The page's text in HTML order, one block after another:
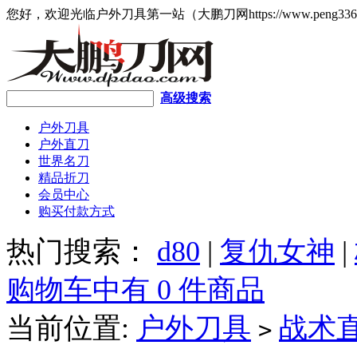
您好，欢迎光临户外刀具第一站（大鹏刀网https://
高级搜索
户外刀具
户外直刀
世界名刀
精品折刀
会员中心
购买付款方式
热门搜索： d80 | 复仇女神 |
购物车中有 0 件商品
当前位置: 户外刀具 > 战术